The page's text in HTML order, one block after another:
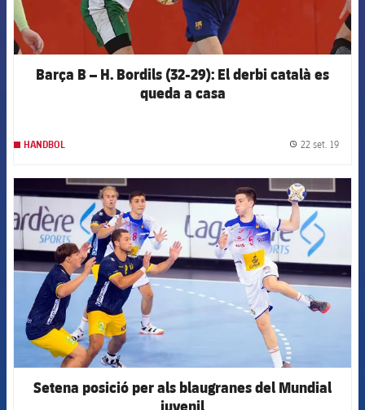
Barça B – H. Bordils (32-29): El derbi català es
queda a casa
HANDBOL 22 set. 19
FCB Barcelona badge
Setena posició per als blaugranes del Mundial
juvenil